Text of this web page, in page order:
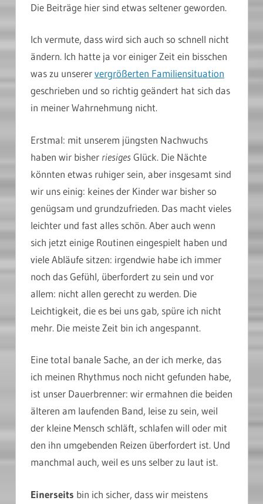
Die Beiträge hier sind etwas seltener geworden.
Ich vermute, dass wird sich auch so schnell nicht
ändern. Ich hatte ja vor einiger Zeit ein bisschen
was zu unserervergrößerten Familiensituation
geschrieben und so richtig geändert hat sich das
in meiner Wahrnehmung nicht.
Erstmal: mit unserem jüngsten Nachwuchs
haben wir bisher riesiges Glück. Die Nächte
könnten etwas ruhiger sein, aber insgesamt sind
wir uns einig: keines der Kinder war bisher so
genügsam und grundzufrieden. Das macht vieles
leichter und fast alles schön. Aber auch wenn
sich jetzt einige Routinen eingespielt haben und
viele Abläufe sitzen: irgendwie habe ich immer
noch das Gefühl, überfordert zu sein und vor
allem: nicht allen gerecht zu werden. Die
Leichtigkeit, die es bei uns gab, spüre ich nicht
mehr. Die meiste Zeit bin ich angespannt.
Eine total banale Sache, an der ich merke, das
ich meinen Rhythmus noch nicht gefunden habe,
ist unser Dauerbrenner: wir ermahnen die beiden
älteren am laufenden Band, leise zu sein, weil
der kleine Mensch schläft, schlafen will oder mit
den ihn umgebenden Reizen überfordert ist. Und
manchmal auch, weil es uns selber zu laut ist.
Einerseits bin ich sicher, dass wir meistens